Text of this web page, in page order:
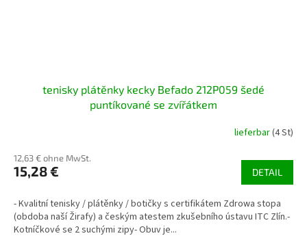
tenisky plátěnky kecky Befado 212P059 šedé
puntíkované se zvířátkem
lieferbar(4 St)
12,63 € ohne MwSt.
15,28 € DETAIL
- Kvalitní tenisky / plátěnky / botičky s certifikátem Zdrowa stopa
(obdoba naší Žirafy) a českým atestem zkušebního ústavu ITC Zlín.-
Kotníčkové se 2 suchými zipy- Obuv je...